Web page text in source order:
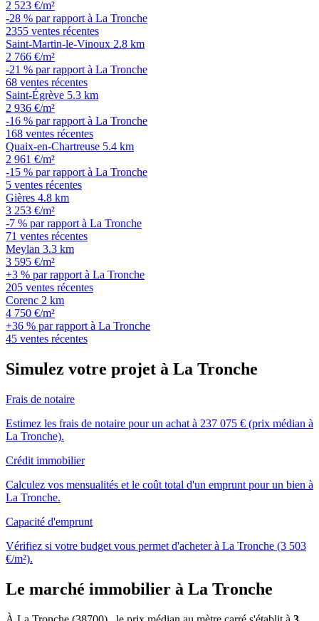
2 523 €/m²
-28 % par rapport à La Tronche
2355 ventes récentes
Saint-Martin-le-Vinoux 2.8 km
2 766 €/m²
-21 % par rapport à La Tronche
68 ventes récentes
Saint-Égrève 5.3 km
2 936 €/m²
-16 % par rapport à La Tronche
168 ventes récentes
Quaix-en-Chartreuse 5.4 km
2 961 €/m²
-15 % par rapport à La Tronche
5 ventes récentes
Gières 4.8 km
3 253 €/m²
-7 % par rapport à La Tronche
71 ventes récentes
Meylan 3.3 km
3 595 €/m²
+3 % par rapport à La Tronche
205 ventes récentes
Corenc 2 km
4 750 €/m²
+36 % par rapport à La Tronche
45 ventes récentes
Simulez votre projet à La Tronche
Frais de notaire
Estimez les frais de notaire pour un achat à 237 075 € (prix médian à
La Tronche).
Crédit immobilier
Calculez vos mensualités et le coût total d'un emprunt pour un bien à
La Tronche.
Capacité d'emprunt
Vérifiez si votre budget vous permet d'acheter à La Tronche (3 503
€/m²).
Le marché immobilier à La Tronche